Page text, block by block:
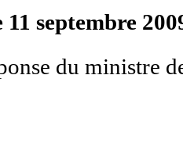
11 septembre
du ministre